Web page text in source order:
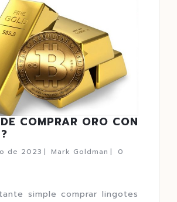
COMPRAR ORO CON
de 2023 | Mark Goldman |
0
simple comprar lingotes